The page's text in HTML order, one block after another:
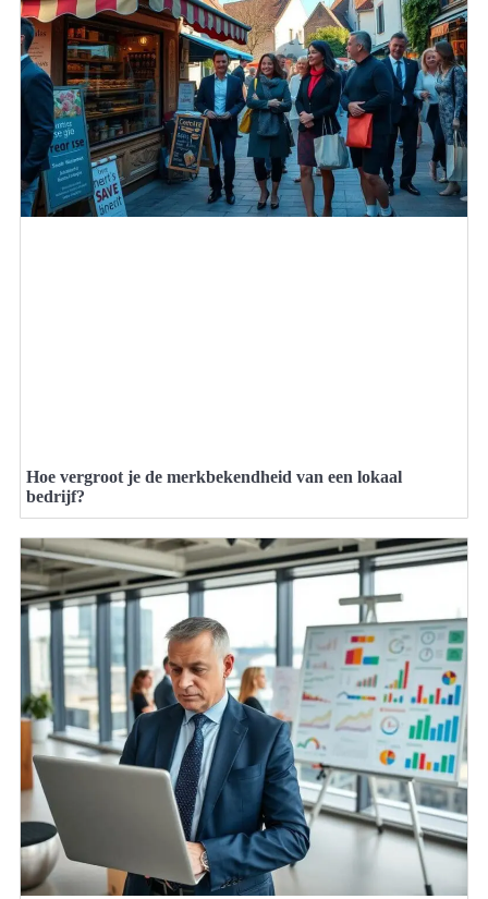
Hoe vergroot je de merkbekendheid van een lokaal
bedrijf?